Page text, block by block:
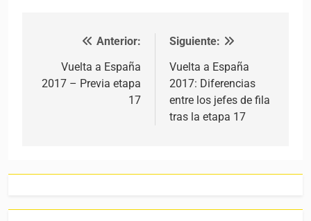
Navegación de entradas
Anterior:
Vuelta a España
2017 – Previa etapa
17
Siguiente:
Vuelta a España
2017: Diferencias
entre los jefes de fila
tras la etapa 17